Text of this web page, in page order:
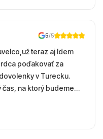
5/5
teraz aj Idem
poďakovať za
v Turecku.
čas, na ktorý budeme
prebehlo
zájazdu, cez